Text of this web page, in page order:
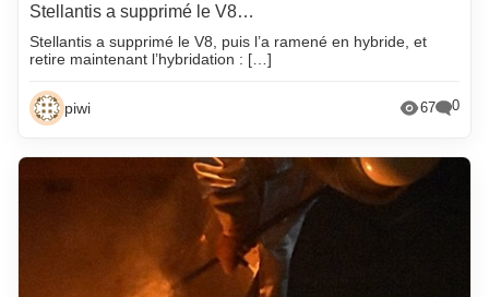
Stellantis a supprimé le V8…
Stellantis a supprimé le V8, puis l’a ramené en hybride, et
retire maintenant l’hybridation : […]
piwi 67 0